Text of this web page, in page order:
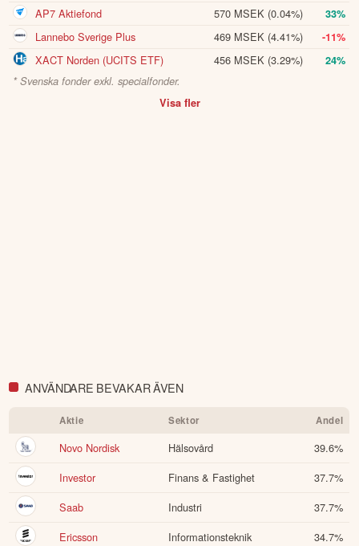
AP7 Aktiefond 570 MSEK (0.04%) 33%
Lannebo Sverige Plus 469 MSEK (4.41%) -11%
XACT Norden (UCITS ETF) 456 MSEK (3.29%)
24%
* Svenska fonder exkl. specialfonder.
Visa fler
ANVÄNDARE BEVAKAR ÄVEN
Aktie Sektor Andel
Novo Nordisk Hälsovård 39.6%
Investor
Finans & Fastighet 37.7%
Saab
Industri 37.7%
Ericsson
Informationsteknik 34.7%